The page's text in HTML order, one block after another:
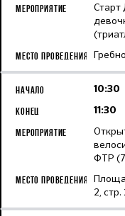
10:30
11:30
ФТР
2, стр.